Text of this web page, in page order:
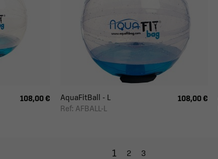
108,00 €
AquaFitBall - L
Ref: AFBALL-L
108,00 €
1 2 3